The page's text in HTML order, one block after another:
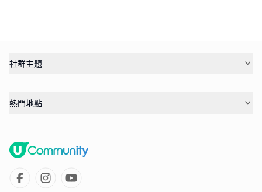
社群主題
熱門地點